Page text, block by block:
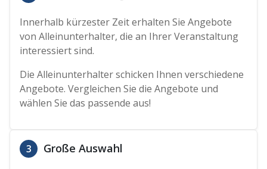
Innerhalb kürzester Zeit erhalten Sie Angebote
von Alleinunterhalter, die an Ihrer Veranstaltung
interessiert sind.
Die Alleinunterhalter schicken Ihnen verschiedene
Angebote. Vergleichen Sie die Angebote und
wählen Sie das passende aus!
3 Große Auswahl